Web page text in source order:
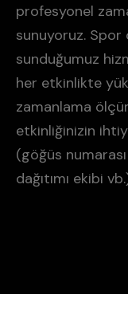
profesyonel
sunuyoruz. Spor
sunduğumuz
her etkinlikte
zamanlama
etkinliğinizin
(göğüs
dağıtımı ekibi